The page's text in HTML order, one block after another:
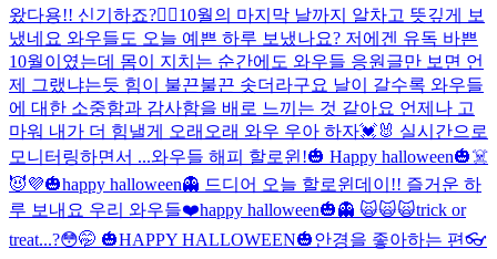
왔다용!! 신기하죠?👍🏻10월의 마지막 날까지 알차고 뜻깊게 보
냈네요 와우들도 오늘 예쁜 하루 보냈나요? 저에겐 유독 바쁜
10월이였는데 몸이 지치는 순간에도 와우들 응원글만 보면 언
제 그랬냐는듯 힘이 불끈불끈 솟더라구요 날이 갈수록 와우들
에 대한 소중함과 감사함을 배로 느끼는 것 같아요 언제나 고
마워 내가 더 힘낼게 오래오래 와우 우아 하자💓🐰 실시간으로
모니터링하면서 ...와우들 해피 할로윈!🎃 Happy halloween🎃☠️
😈💜🎃happy halloween👻 드디어 오늘 할로윈데이!! 즐거운 하
루 보내요 우리 와우들❤️happy halloween🎃👻 🙀🙀🙀trick or
treat...?😳🤭 🎃HAPPY HALLOWEEN🎃안경을 좋아하는 편👓